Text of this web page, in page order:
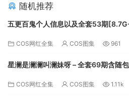
随机推荐
五更百鬼个人信息以及全套53期
COS网红全集 COS图集 961
星澜是澜澜叫澜妹呀 – 全套69期含
COS网红全集 COS图集 1.11k